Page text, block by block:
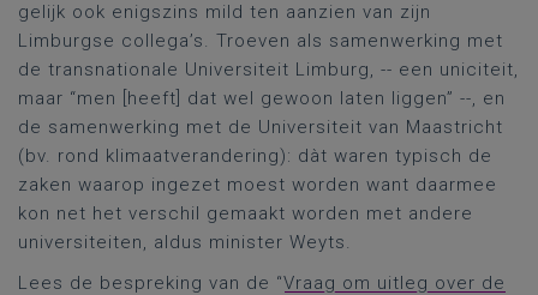
gelijk ook enigszins mild ten aanzien van zijn
Limburgse collega’s. Troeven als samenwerking met
de transnationale Universiteit Limburg, -- een uniciteit,
maar “men [heeft] dat wel gewoon laten liggen” --, en
de samenwerking met de Universiteit van Maastricht
(bv. rond klimaatverandering): dàt waren typisch de
zaken waarop ingezet moest worden want daarmee
kon net het verschil gemaakt worden met andere
universiteiten, aldus minister Weyts.
Lees de bespreking van de “Vraag om uitleg over de